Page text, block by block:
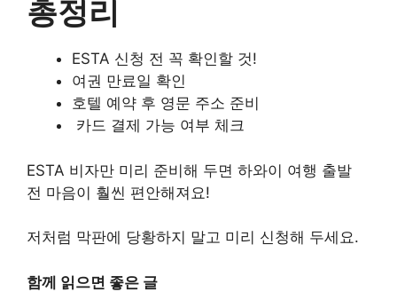
총정리
ESTA 신청 전 꼭 확인할 것!
여권 만료일 확인
호텔 예약 후 영문 주소 준비
카드 결제 가능 여부 체크
ESTA 비자만 미리 준비해 두면 하와이 여행 출발
전 마음이 훨씬 편안해져요!
저처럼 막판에 당황하지 말고 미리 신청해 두세요.
함께 읽으면 좋은 글